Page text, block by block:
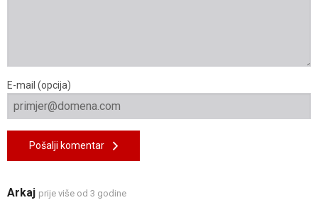
E-mail (opcija)
Pošalji komentar
Arkaj prije više od 3 godine